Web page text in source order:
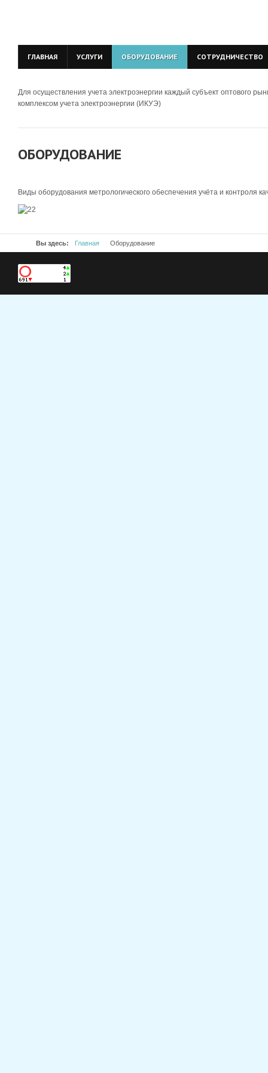
ГЛАВНАЯ УСЛУГИ ОБОРУДОВАНИЕ СОТРУДНИЧЕСТВО
Для осуществления учета электроэнергии каждый субъект оптового
комплексом учета электроэнергии (ИКУЭ)
ОБОРУДОВАНИЕ
Виды оборудования метрологического обеспечения учёта и контроля
Вы здесь: Главная Оборудование